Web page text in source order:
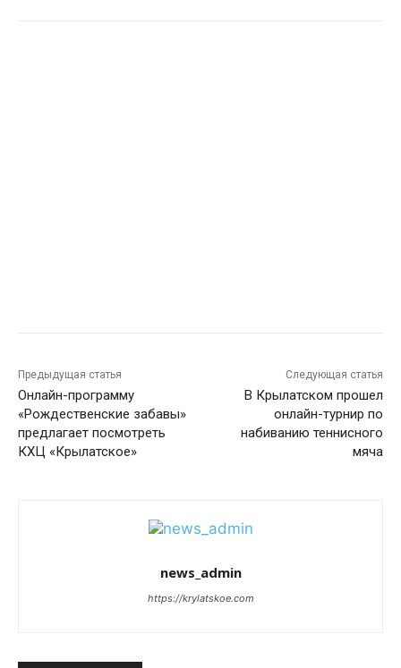
Предыдущая статья
Онлайн-программу
«Рождественские забавы»
предлагает посмотреть
КХЦ «Крылатское»
Следующая статья
В Крылатском прошел
онлайн-турнир по
набиванию теннисного
мяча
news_admin
https://krylatskoe.com